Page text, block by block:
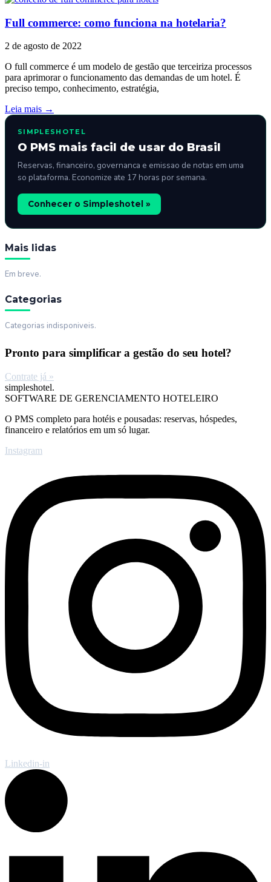
Full commerce: como funciona na hotelaria?
2 de agosto de 2022
O full commerce é um modelo de gestão que terceiriza processos
para aprimorar o funcionamento das demandas de um hotel. É
preciso tempo, conhecimento, estratégia,
Leia mais →
SIMPLESHOTEL
O PMS mais facil de usar do Brasil
Reservas, financeiro, governanca e emissao de notas em uma
so plataforma. Economize ate 17 horas por semana.
Conhecer o Simpleshotel »
Mais lidas
Em breve.
Categorias
Categorias indisponiveis.
Pronto para simplificar a gestão do seu hotel?
Contrate já »
simpleshotel.
SOFTWARE DE GERENCIAMENTO HOTELEIRO
O PMS completo para hotéis e pousadas: reservas, hóspedes,
financeiro e relatórios em um só lugar.
Instagram
Linkedin-in